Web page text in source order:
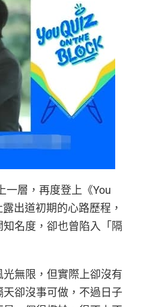
一層，再度登上《You
出道初期的心路歷程，
名度，卻也曾陷入「隔
無限，但實際上卻沒有
卻沒事可做，不過日子